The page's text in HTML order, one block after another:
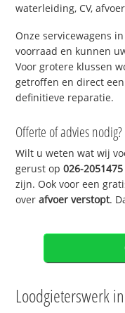
waterleiding, CV,
Onze servicewagens
voorraad en kunnen
Voor grotere klussen
getroffen en direct
definitieve reparatie.
Offerte of advies nodig?
Wilt u weten wat wij
gerust op026-2051475
zijn. Ook voor een
overafvoer verstopt.
Loodgieterswerk in